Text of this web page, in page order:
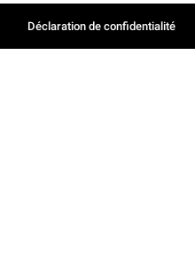
Déclaration de confidentialité